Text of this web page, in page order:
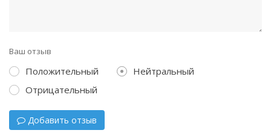
Ваш отзыв
Положительный
Нейтральный
Отрицательный
Добавить отзыв